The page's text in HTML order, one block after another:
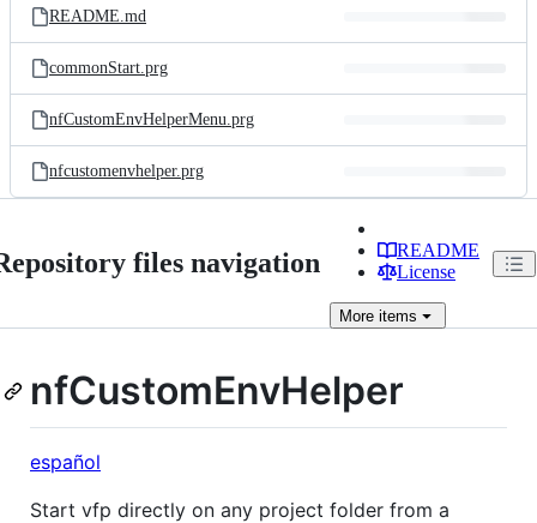
README.md
commonStart.prg
nfCustomEnvHelperMenu.prg
nfcustomenvhelper.prg
files navigation
README
License
More items
nfCustomEnvHelper
español
Start vfp directly on any project folder from a